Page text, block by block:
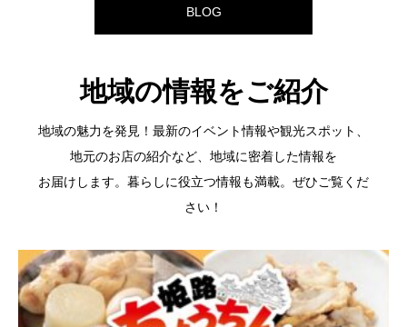
BLOG
地域の情報をご紹介
地域の魅力を発見！最新のイベント情報や観光スポット、
地元のお店の紹介など、地域に密着した情報を
お届けします。暮らしに役立つ情報も満載。ぜひご覧くだ
さい！